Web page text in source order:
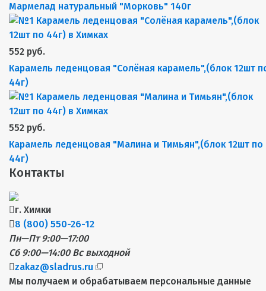
Мармелад натуральный "Морковь" 140г
552 руб.
Карамель леденцовая "Солёная карамель",(блок 12шт
44г)
552 руб.
Карамель леденцовая "Малина и Тимьян",(блок 12шт по
44г)
Контакты
г. Химки
8 (800) 550-26-12
Пн—Пт 9:00—17:00
Сб 9:00—14:00 Вс выходной
zakaz@sladrus.ru
Мы получаем и обрабатываем персональные данные